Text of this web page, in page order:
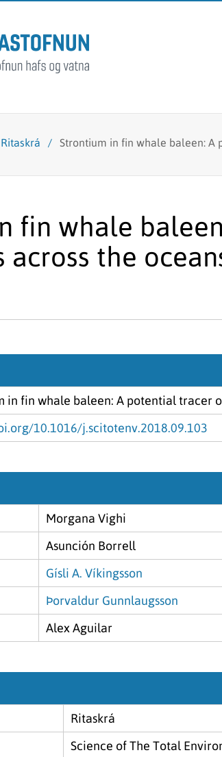
Ritaskrá / Strontium in fin whale baleen: A
fin whale
across the
in fin whale baleen: A potential tracer
10.1016/j.scitotenv.2018.09.103
Morgana Vighi
Asunción Borrell
Gísli A. Víkingsson
Þorvaldur Gunnlaugsson
Alex Aguilar
Ritaskrá
Science of The Total